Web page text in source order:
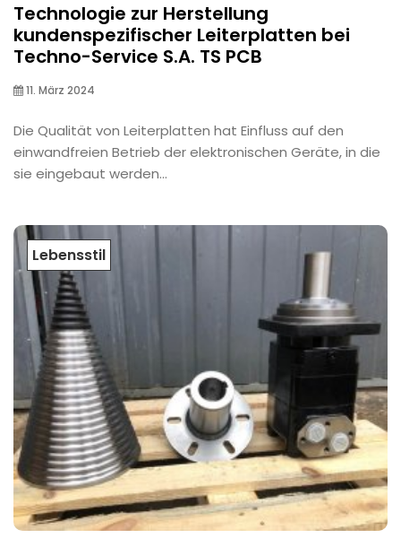
Technologie zur Herstellung
kundenspezifischer Leiterplatten bei
Techno-Service S.A. TS PCB
11. März 2024
Die Qualität von Leiterplatten hat Einfluss auf den
einwandfreien Betrieb der elektronischen Geräte, in die
sie eingebaut werden...
Lebensstil